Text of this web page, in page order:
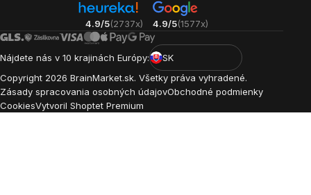
4.9/5(2737x) 4.9/5(1577x)
Nájdete nás v 10 krajinách Európy:
SK
Copyright 2026 BrainMarket.sk. Všetky práva vyhradené.
Zásady spracovania osobných údajovObchodné podmienky
CookiesVytvoril Shoptet Premium